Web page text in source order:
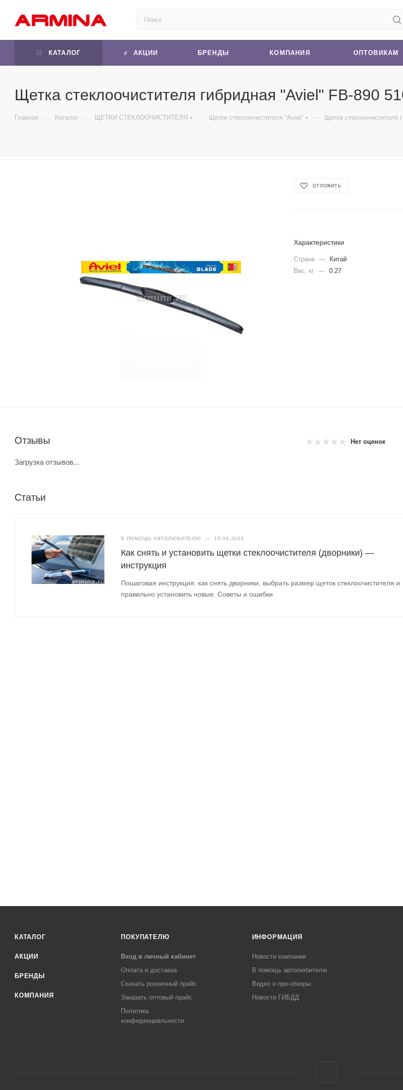
КАТАЛОГ АКЦИИ БРЕНДЫ КОМПАНИЯ ОПТОВИКАМ
Щетка стеклоочистителя гибридная "Aviel" FB-890
Главная — Каталог — ЩЕТКИ СТЕКЛООЧИСТИТЕЛЯ — Щетки стеклоочистителя "Aviel" — Щетка
ОТЛОЖИТЬ
Характеристики
Страна —
Китай
Вес, кг
— 0.27
Отзывы Нет оценок
Загрузка отзывов...
Статьи
В ПОМОЩЬ АВТОЛЮБИТЕЛЮ — 15.04.2026
Как снять и установить щетки стеклоочистителя (дворники) —
инструкция
Пошаговая инструкция: как снять дворники, выбрать размер щеток стеклоочистителя и
правильно установить новые. Советы и ошибки
КАТАЛОГ
АКЦИИ
БРЕНДЫ
КОМПАНИЯ
ПОКУПАТЕЛЮ
Вход в личный кабинет
Оплата и доставка
Скачать розничный прайс
Заказать оптовый прайс
Политика
конфиденциальности
ИНФОРМАЦИЯ
Новости компании
В помощь автолюбителю
Видео и про-обзоры
Новости ГИБДД